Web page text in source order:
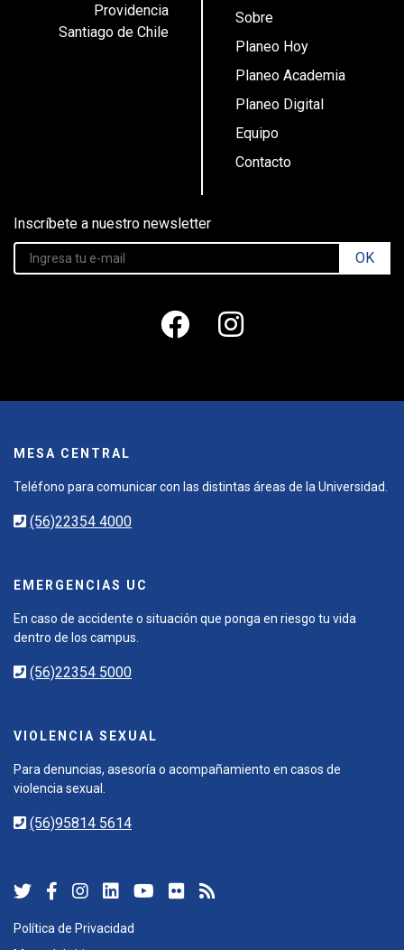
Providencia
Santiago de Chile
Sobre
Planeo Hoy
Planeo Academia
Planeo Digital
Equipo
Contacto
Inscríbete a nuestro newsletter
OK
MESA CENTRAL
Teléfono para comunicar con las distintas áreas de la Universidad.
(56)22354 4000
EMERGENCIAS UC
En caso de accidente o situación que ponga en riesgo tu vida
dentro de los campus.
(56)22354 5000
VIOLENCIA SEXUAL
Para denuncias, asesoría o acompañamiento en casos de
violencia sexual.
(56)95814 5614
Política de Privacidad